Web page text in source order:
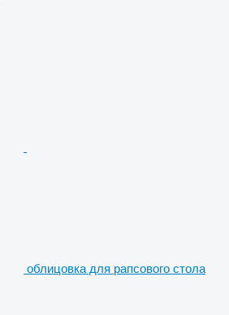
облицовка для рапсового стола